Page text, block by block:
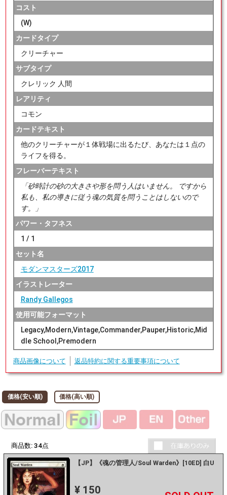
コスト
(W)
カードタイプ
クリーチャー
サブタイプ
クレリック 人間
レアリティ
コモン
カードテキスト
他のクリーチャーが１体戦場に出るたび、あなたは１点の
ライフを得る。
フレーバーテキスト
「砂時計の砂の大きさや形を問う人はいません。 ですから
私も、私の導きに従う魂の気質を問うことはしないので
す。」
パワー・タフネス
1 / 1
セット名
モダンマスターズ2017
イラストレーター
Randy Gallegos
使用可能フォーマット
Legacy,Modern,Vintage,Commander,Pauper,Historic,Mid
dle School,Premodern
商品画像について 返品特約に関する重要事項について
価格(安い順) 価格(高い順)
商品数: 34点
【JP】《魂の管理人/Soul Warden》[10ED] 白U
¥ 150